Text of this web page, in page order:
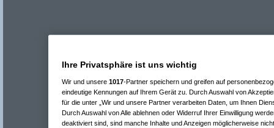
Ihre Privatsphäre ist uns wichtig
Wir und unsere 1017-Partner speichern und greifen auf
eindeutige Kennungen auf Ihrem Gerät zu. Durch Auswahl von
für die unter „Wir und unsere Partner verarbeiten Daten, um Ihnen
Durch Auswahl von Alle ablehnen oder Widerruf Ihrer Einwilligung
deaktiviert sind, sind manche Inhalte und Anzeigen möglicherweise